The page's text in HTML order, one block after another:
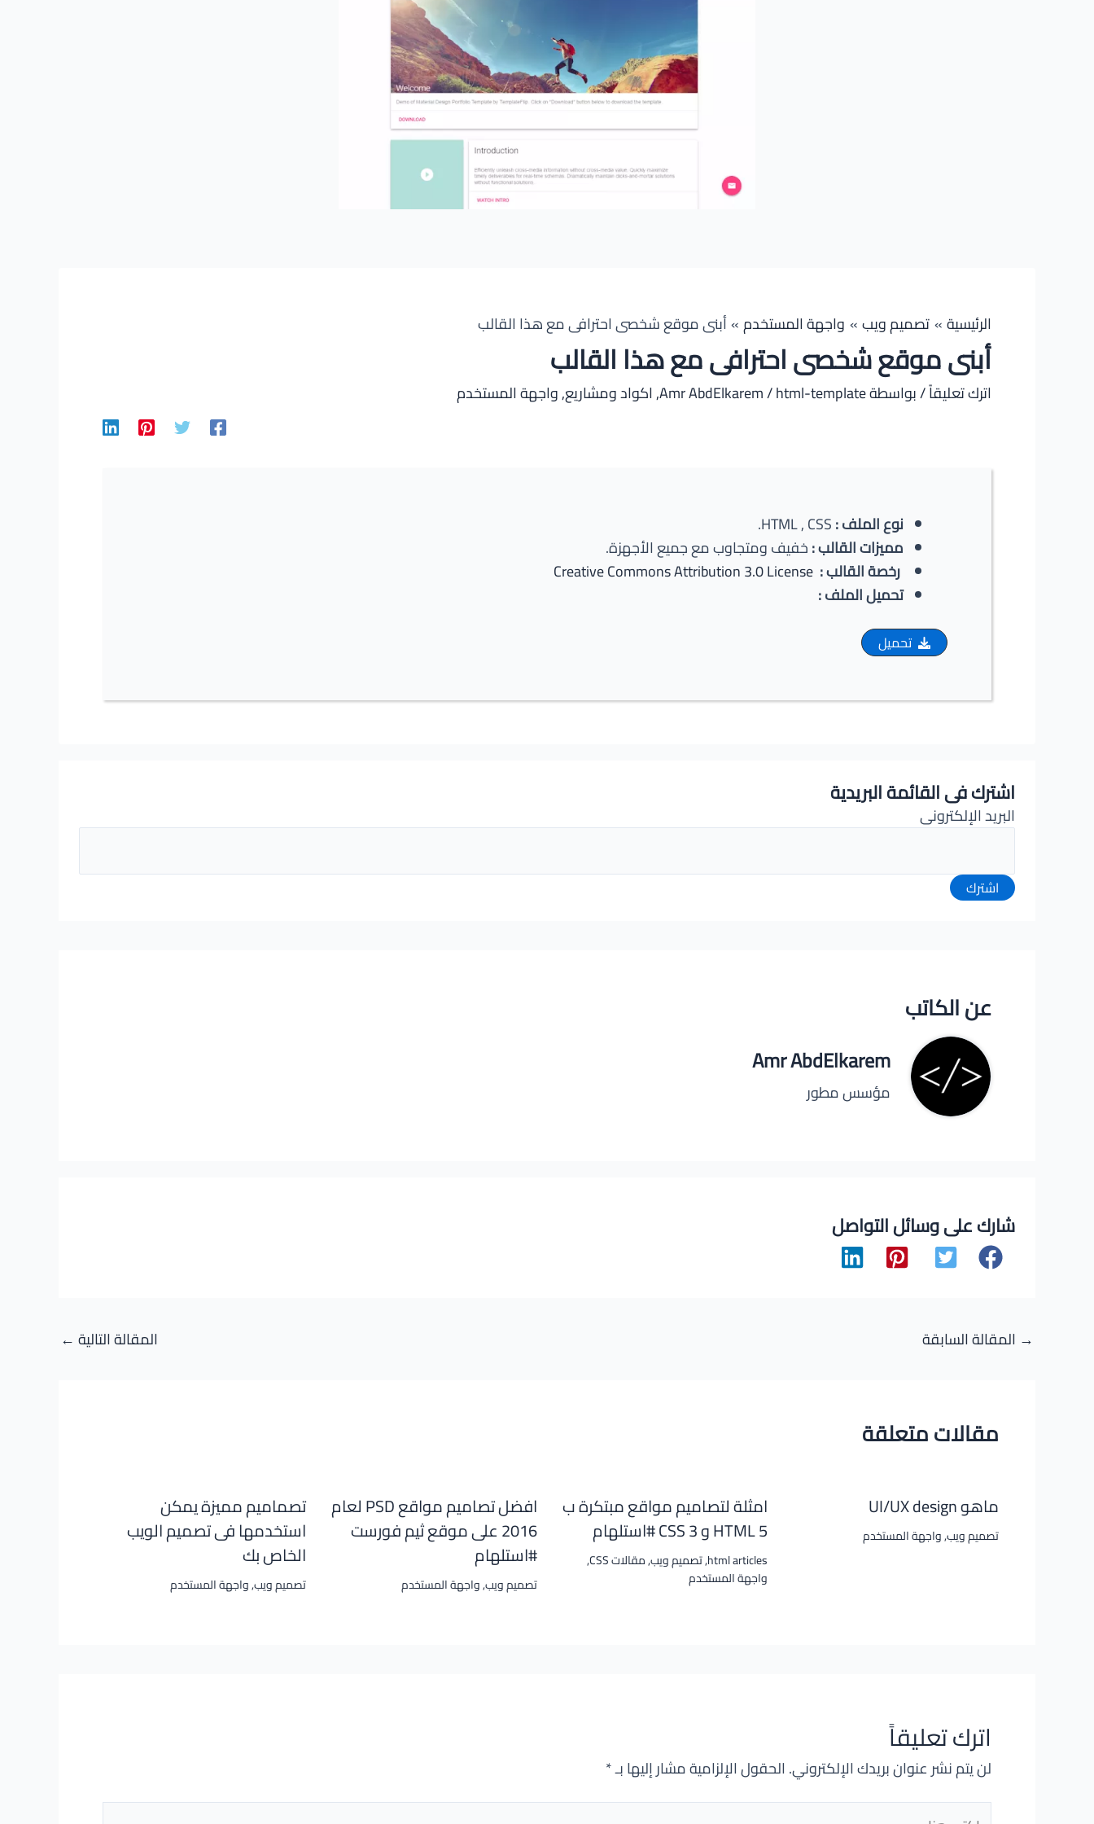
الرئيسية تصميم ويب واجهة المستخدم أبنى موقع شخصى احترافى مع هذا القالب
أبنى موقع شخصى احترافى مع هذا القالب
اترك تعليقاً/ بواسطة Amr AbdElkarem/html-template
,اكواد ومشاريع,واجهة المستخدم
نوع الملف:
HTML , CSS.
مميزات القالب:خفيف ومتجاوب مع جميع الأجهزة.
رخصة القالب : Creative Commons Attribution 3.0 License
تحميل الملف :
تحميل
اشترك فى القائمة البريدية
البريد الإلكترونى
اشترك
عن الكاتب
Amr AbdElkarem
مؤسس مطور
شارك على وسائل التواصل
Post
→ المقالة السابقة المقالة التالية ←
مقالات متعلقة
ماهو UI/UX design
تصميم ويب,واجهة المستخدم
امثلة لتصاميم مواقع مبتكرة ب
HTML 5 و CSS 3 #استلهام
html articles
,تصميم ويب,مقالات CSS
,
واجهة المستخدم
افضل تصاميم مواقع PSD لعام
2016 على موقع ثيم فورست
#استلهام
تصميم ويب,واجهة المستخدم
تصماميم مميزة يمكن
استخدمها فى تصميم الويب
الخاص بك
تصميم ويب,واجهة المستخدم
اترك تعليقاً
لن يتم نشر عنوان بريدك الإلكتروني. الحقول الإلزامية مشار إليها بـ*